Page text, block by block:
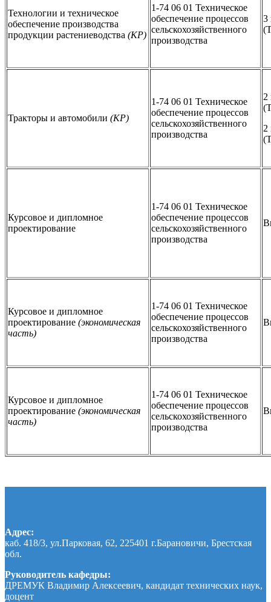
Технологии и техническое
обеспечение производства
продукции растениеводства (КР)
1-74 06 01 Техническое
обеспечение процессов
сельскохозяйственного
производства
3
Тракторы и автомобили (КР)
1-74 06 01 Техническое
обеспечение процессов
сельскохозяйственного
производства
2
2
Курсовое и дипломное
проектирование
1-74 06 01 Техническое
обеспечение процессов
сельскохозяйственного
производства
Курсовое и дипломное
проектирование (экономическая
часть)
1-74 06 01 Техническое
обеспечение процессов
сельскохозяйственного
производства
Курсовое и дипломное
проектирование (экономическая
часть)
1-74 06 01 Техническое
обеспечение процессов
сельскохозяйственного
производства
Адрес:
каб. 418/3, ул.Парковая, 62, 225401 г.Барановичи, Брестская
обл.
Руководитель кафедры:
ДРЕМУК Владимир Алексеевич, кандидат технических наук,
доцент